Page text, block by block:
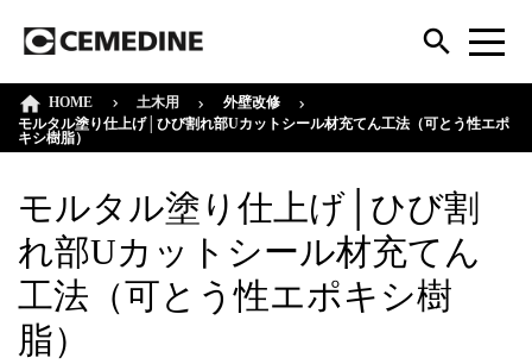
HOME 土木用
外壁改修
モルタル塗り仕上げ│ひび割れ部Uカットシール材充てん工法（可とう性エポ
キシ樹脂）
モルタル塗り仕上げ│ひび割
れ部Uカットシール材充てん
工法（可とう性エポキシ樹
脂）